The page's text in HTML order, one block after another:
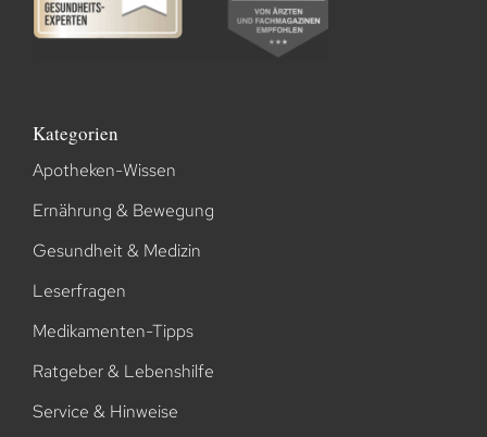
Kategorien
Apotheken-Wissen
Ernährung & Bewegung
Gesundheit & Medizin
Leserfragen
Medikamenten-Tipps
Ratgeber & Lebenshilfe
Service & Hinweise